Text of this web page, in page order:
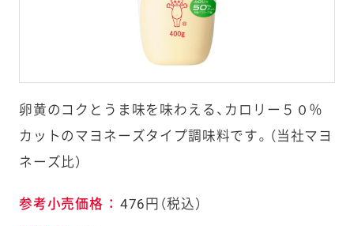
卵黄のコクとうま味を味わえる、カロリー５０％
カットのマヨネーズタイプ調味料です。（当社マヨ
ネーズ比）
参考小売価格 ： 476円（税込）